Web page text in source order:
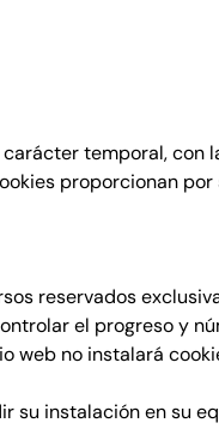
temporal, con
proporcionan por
reservados
el progreso y
web no instalará
su instalación en su